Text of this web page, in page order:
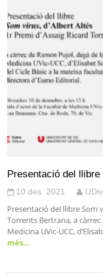
Presentació del llibre
10 des. 2021
Presentació del llibre Som
Torrents Bertrana, a
Medicina UVic-UCC,
més…